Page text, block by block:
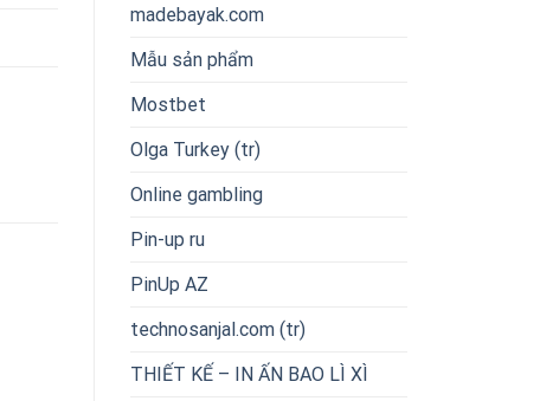
madebayak.com
Mẫu sản phẩm
Mostbet
Olga Turkey (tr)
Online gambling
Pin-up ru
PinUp AZ
technosanjal.com (tr)
THIẾT KẾ – IN ẤN BAO LÌ XÌ